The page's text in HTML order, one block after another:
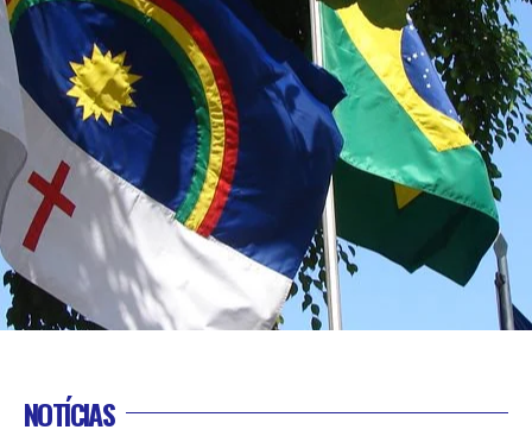
NOTÍCIAS